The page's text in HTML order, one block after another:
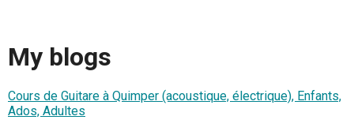
My blogs
Cours de Guitare à Quimper (acoustique, électrique), Enfants,
Ados, Adultes